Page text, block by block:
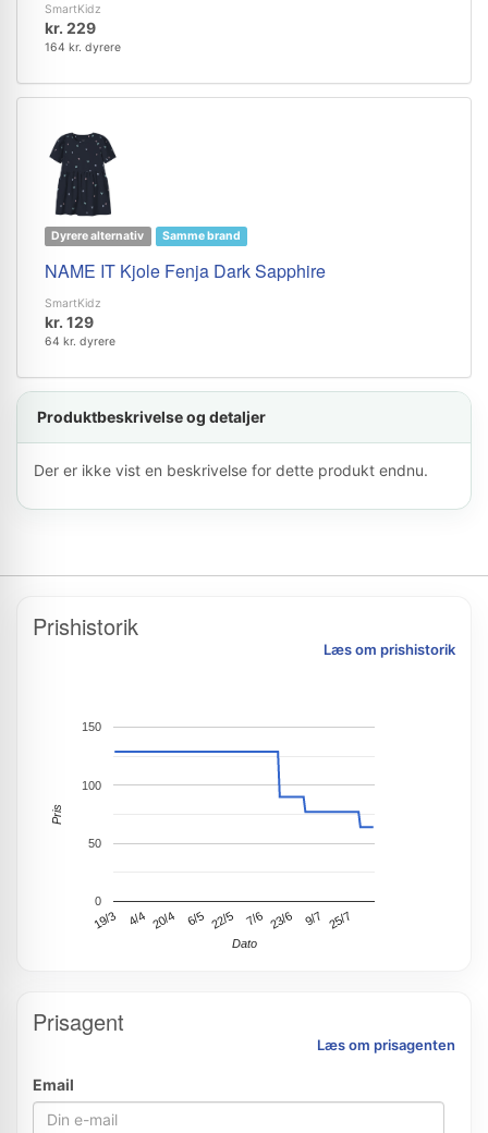
SmartKidz
kr. 229
164 kr. dyrere
Dyrere alternativ Samme brand
NAME IT Kjole Fenja Dark Sapphire
SmartKidz
kr. 129
64 kr. dyrere
Produktbeskrivelse og detaljer
Der er ikke vist en beskrivelse for dette produkt endnu.
Prishistorik
Læs om prishistorik
19/3 4/4 20/4 6/5 22/5 7/6 23/6 9/7 25/7
0
50
100
150
Dato
Pris
Prisagent
Læs om prisagenten
Email